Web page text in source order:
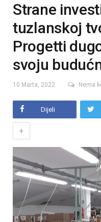
Strane
tuzlanskoj
Progetti
svoju
10 Marta, 2022 Nema
Dijeli
+